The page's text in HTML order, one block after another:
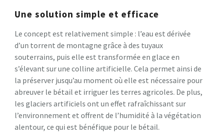
Une solution simple et efficace
Le concept est relativement simple : l’eau est dérivée
d’un torrent de montagne grâce à des tuyaux
souterrains, puis elle est transformée en glace en
s’élevant sur une colline artificielle. Cela permet ainsi de
la préserver jusqu’au moment où elle est nécessaire pour
abreuver le bétail et irriguer les terres agricoles. De plus,
les glaciers artificiels ont un effet rafraîchissant sur
l’environnement et offrent de l’humidité à la végétation
alentour, ce qui est bénéfique pour le bétail.